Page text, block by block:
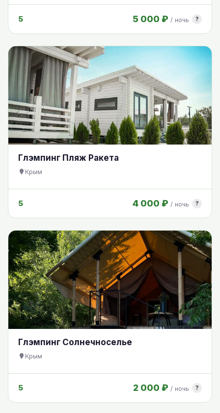
5 5 000 ₽ / ночь ?
Глэмпинг Пляж Ракета
Крым
5 4 000 ₽ / ночь ?
Глэмпинг Солнечноселье
Крым
5 2 000 ₽ / ночь ?